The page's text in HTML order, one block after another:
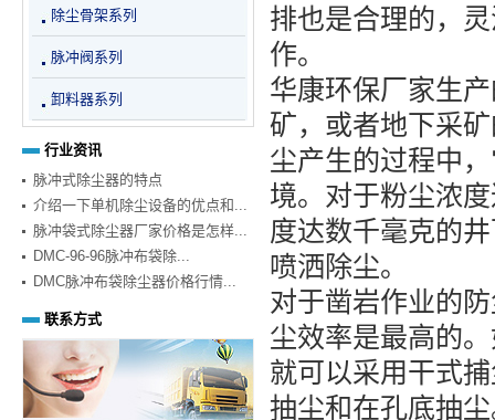
排也是合理的，
作。
华康环保厂家生
矿，或者地下采
尘产生的过程中
境。对于粉尘浓
度达数千毫克的
喷洒除尘。
对于凿岩作业的
尘效率是最高的
就可以采用干式
抽尘和在孔底抽
除尘骨架系列
脉冲阀系列
卸料器系列
行业资讯
脉冲式除尘器的特点
介绍一下单机除尘设备的优点和...
脉冲袋式除尘器厂家价格是怎样...
DMC-96-96脉冲布袋除...
DMC脉冲布袋除尘器价格行情...
联系方式